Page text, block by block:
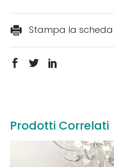
Stampa la scheda
Prodotti Correlati